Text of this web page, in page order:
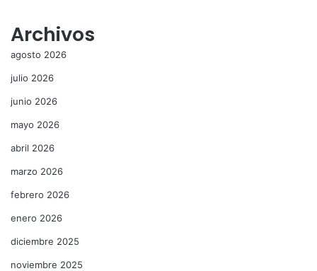
Archivos
agosto 2026
julio 2026
junio 2026
mayo 2026
abril 2026
marzo 2026
febrero 2026
enero 2026
diciembre 2025
noviembre 2025